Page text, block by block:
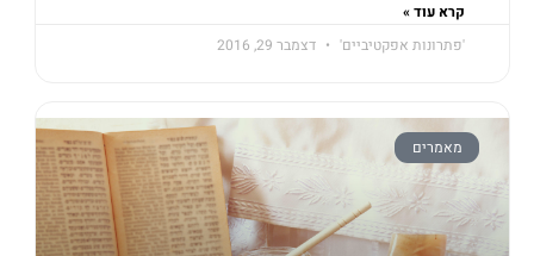
קרא עוד »
'פתרונות אפקטיביים'
דצמבר 29, 2016
מאמרים